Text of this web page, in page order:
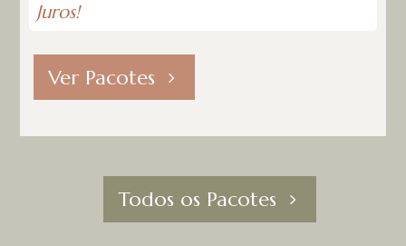
Juros!
Ver Pacotes
Todos os Pacotes